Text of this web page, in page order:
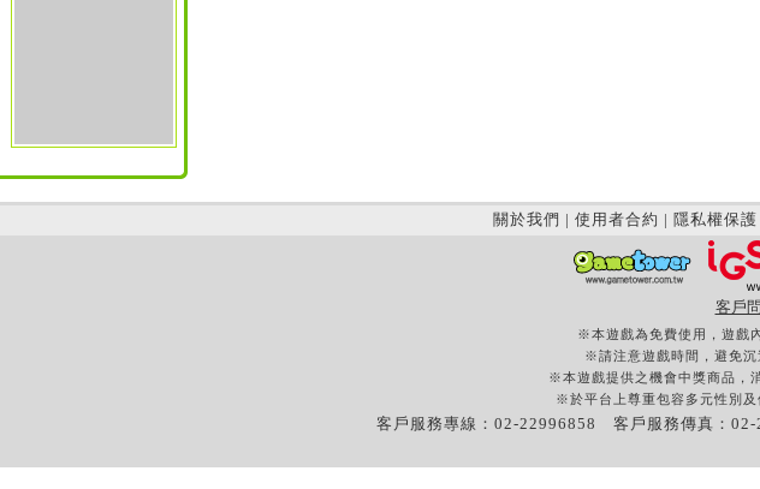
關於我們 | 使用者合約 | 隱私權保護
客戶
※本遊戲為免費使用，遊戲
※請注意遊戲時間，避免沉
※本遊戲提供之機會中獎商品，
※於平台上尊重包容多元性別及
客戶服務專線：02-22996858 客戶服務傳真：